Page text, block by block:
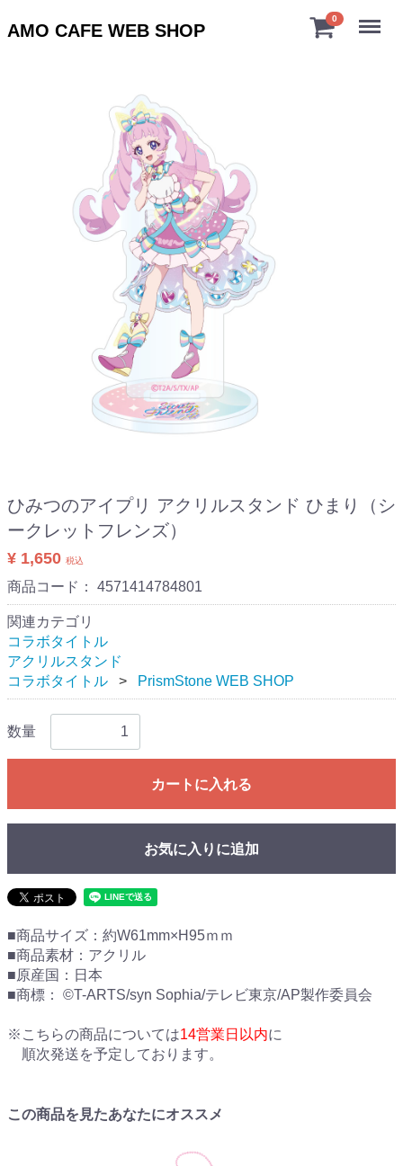
AMO CAFE WEB SHOP
0 Menu
ひみつのアイプリ アクリルスタンド ひまり（シ
ークレットフレンズ）
¥ 1,650 税込
商品コード： 4571414784801
関連カテゴリ
コラボタイトル
アクリルスタンド
コラボタイトル
PrismStone WEB SHOP
数量
カートに入れる
お気に入りに追加
■商品サイズ：約W61mm×H95ｍｍ
■商品素材：アクリル
■原産国：日本
■商標： ©T-ARTS/syn Sophia/テレビ東京/AP製作委員会
※こちらの商品については14営業日以内に
順次発送を予定しております。
この商品を見たあなたにオススメ